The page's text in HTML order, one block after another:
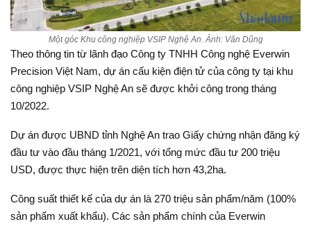
Một góc Khu công nghiệp VSIP Nghệ An. Ảnh: Văn Dũng
Theo thông tin từ lãnh đạo Công ty TNHH Công nghệ Everwin
Precision Việt Nam, dự án cấu kiện điện tử của công ty tại khu
công nghiệp VSIP Nghệ An sẽ được khởi công trong tháng
10/2022.
Dự án được UBND tỉnh Nghệ An trao Giấy chứng nhận đăng ký
đầu tư vào đầu tháng 1/2021, với tổng mức đầu tư 200 triệu
USD, được thực hiện trên diện tích hơn 43,2ha.
Công suất thiết kế của dự án là 270 triệu sản phẩm/năm (100%
sản phẩm xuất khẩu). Các sản phẩm chính của Everwin